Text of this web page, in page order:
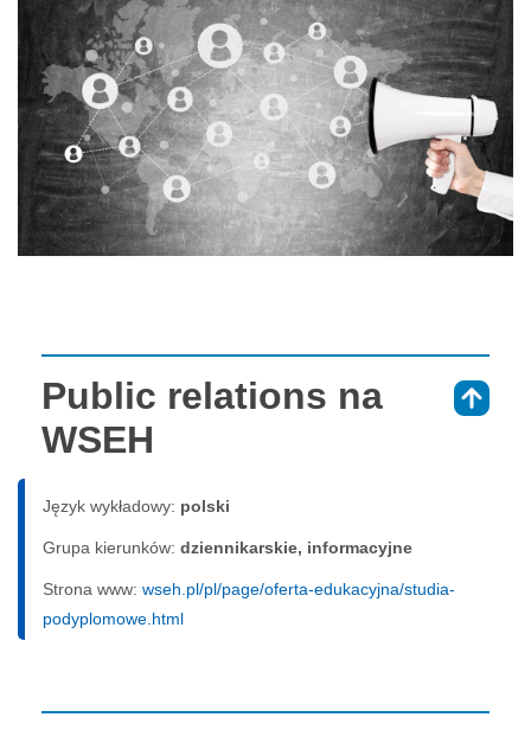
Public relations na
WSEH
Język wykładowy: polski
Grupa kierunków: dziennikarskie, informacyjne
Strona www: wseh.pl/pl/page/oferta-edukacyjna/studia-
podyplomowe.html